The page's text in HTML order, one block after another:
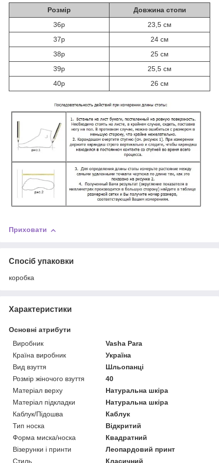
Розмір
Довжина стопи
36р
23,5 см
37р
24 см
38р
25 см
39р
25,5 см
40р
26 см
Приховати
Спосіб упаковки
коробка
Характеристики
Основні атрибути
Виробник
Vasha Para
Країна виробник
Україна
Вид взуття
Шльопанці
Розмір жіночого взуття
40
Матеріал верху
Натуральна шкіра
Матеріал підкладки
Натуральна шкіра
Каблук/Підошва
Каблук
Тип носка
Відкритий
Форма миска/носка
Квадратний
Візерунки і принти
Леопардовий принт
Стиль
Класичний